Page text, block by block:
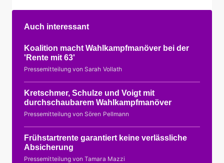
Auch interessant
Koalition macht Wahlkampfmanöver bei der
'Rente mit 63'
Pressemitteilung von Sarah Vollath
Kretschmer, Schulze und Voigt mit
durchschaubarem Wahlkampfmanöver
Pressemitteilung von Sören Pellmann
Frühstartrente garantiert keine verlässliche
Absicherung
Pressemitteilung von Tamara Mazzi